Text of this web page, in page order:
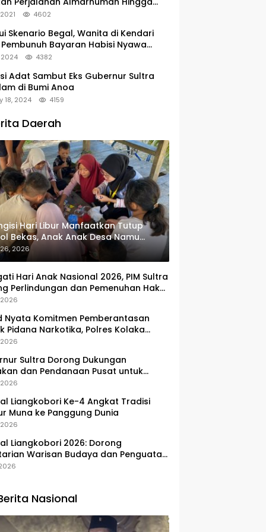
Peristirahatan Terakhir
4602
Skenario Begal, Wanita di Kendari
Pembunuh Bayaran Habisi Nyawa
2024 4382
Adat Sambut Eks Gubernur Sultra
di Bumi Anoa
18, 2024 4159
Daerah
Hari Libur Manfaatkan Tutup
Bekas, Anak Anak Desa Namu
Gantungan Kunci Bernilai Ekonomi
2026
Hari Anak Nasional 2026, PIM Sultra
Perlindungan dan Pemenuhan Hak
2026
Nyata Komitmen Pemberantasan
Pidana Narkotika, Polres Kolaka
Peredaran 3 Kg Sabu-Sabu
2026
Sultra Dorong Dukungan
dan Pendanaan Pusat untuk
Kawasan Liangkobhori
2026
Liangkobori Ke-4 Angkat Tradisi
Muna ke Panggung Dunia
2026
Liangkobori 2026: Dorong
Warisan Budaya dan Penguatan
Masyarakat
Nasional